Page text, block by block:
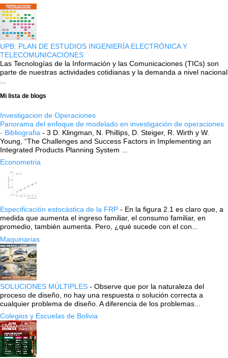
UPB: PLAN DE ESTUDIOS INGENIERÍA ELECTRÓNICA Y
TELECOMUNICACIONES
Las Tecnologías de la Información y las Comunicaciones (TICs) son
parte de nuestras actividades cotidianas y la demanda a nivel nacional
Mi lista de blogs
Investigacion de Operaciones
Panorama del enfoque de modelado en investigación de operaciones
- Bibliografia - 3 D. Klingman, N. Phillips, D. Steiger, R. Wirth y W.
Young, “The Challenges and Success Factors in Implementing an
Integrated Products Planning System ...
Econometria
Especificación estocástica de la FRP - En la figura 2.1 es claro que, a
medida que aumenta el ingreso familiar, el consumo familiar, en
promedio, también aumenta. Pero, ¿qué sucede con el con...
Maquinarias
SOLUCIONES MÚLTIPLES - Observe que por la naturaleza del
proceso de diseño, no hay una respuesta o solución correcta a
cualquier problema de diseño. A diferencia de los problemas...
Colegios y Escuelas de Bolivia